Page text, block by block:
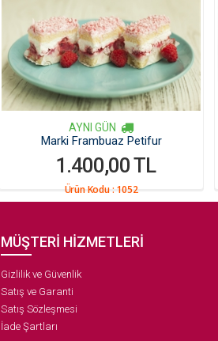
AYNI GÜN
Marki Frambuaz Petifur
1.400,00 TL
Ürün Kodu : 1052
MÜŞTERİ HİZMETLERİ
Gizlilik ve Güvenlik
Satış ve Garanti
Satış Sözleşmesi
İade Şartları